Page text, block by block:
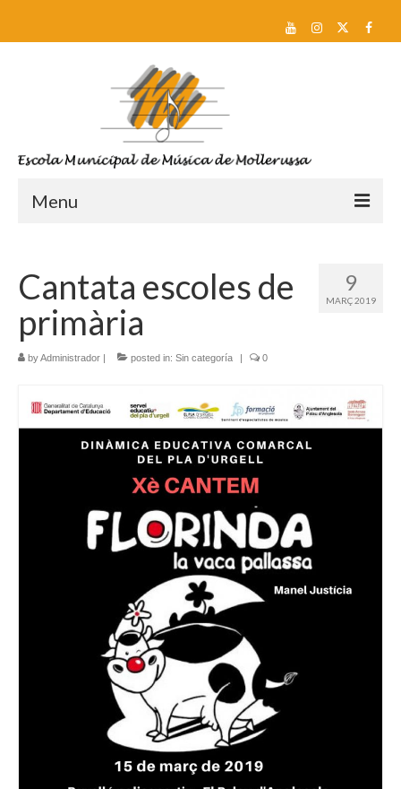
Menu
Escola
Sobre nosaltres
Equip docent
Consell Escolar
Documentació
AFA
Lloguer d’instruments
Activitats
Horaris curs 2026/2027
9
MARÇ 2019
Cantata escoles de
primària
byAdministrador | posted in: Sin categoría | 0